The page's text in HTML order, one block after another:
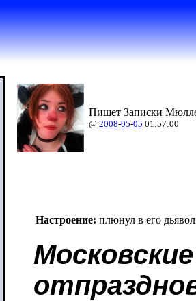
Пишет Записки
@ 2008-05-05 01:57:00
Настроение: плюнул в его